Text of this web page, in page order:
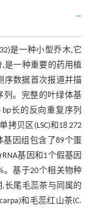
是一种小型乔木,它
是一种重要的药用植
序数据首次报道并描
列。完整的叶绿体基
bp长的反向重复序列
拷贝区(LSC)和18 272
基因组包含了89个蛋
基因和1个假基因
。基于20个相关物种
长尾毛蕊茶与同属的
和毛蕊红山茶(C.